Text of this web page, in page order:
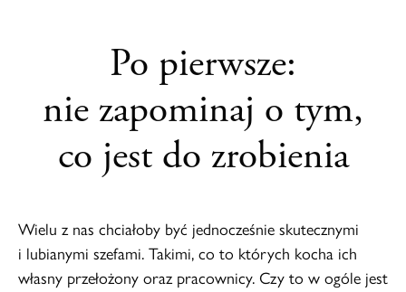
Po pierwsze:
nie zapominaj o tym,
co jest do zrobienia
Wielu z nas chciałoby być jednocześnie skutecznymi
i lubianymi szefami. Takimi, co to których kocha ich
własny przełożony oraz pracownicy. Czy to w ogóle jest